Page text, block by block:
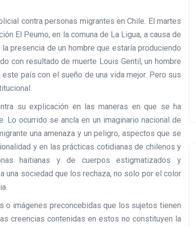
contra personas migrantes en Chile. El martes
El Peumo, en la comuna de La Ligua, a causa de
presencia de un hombre que estaría produciendo
con resultado de muerte Louis Gentil, un hombre
país con el sueño de una vida mejor. Pero sus
su explicación en las maneras en que se ha
Lo ocurrido se ancla en un imaginario nacional de
una amenaza y un peligro, aspectos que se
y en las prácticas cotidianas de chilenos y
haitianas y de cuerpos estigmatizados y
una sociedad que los rechaza, no solo por el color
imágenes preconcebidas que los sujetos tienen
creencias contenidas en estos no constituyen la